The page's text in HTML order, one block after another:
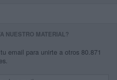
NUESTRO MATERIAL?
email para unirte a otros 80.871